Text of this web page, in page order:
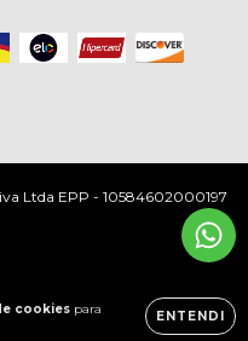
cookies para
ENTENDI
Ltda EPP - 10584602000197